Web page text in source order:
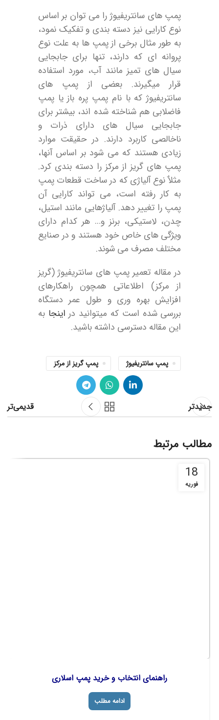
پمپ های سانتریفیوژ را می توان بر اساس
نوع کارایی نیز دسته بندی و تفکیک نمود،
به طور مثال برخی از پمپ ها به علت نوع
پروانه ای که دارند، تنها برای جابجایی
سیال های تمیز مانند آب، مورد استفاده
قرار میگیرند. بعضی از پمپ های
سانتریفیوژ که با نام پمپ پره باز یا پمپ
فاضلابی هم شناخته شده اند، بیشتر برای
جابجایی سیال های دارای ذرات و
ناخالصی کاربرد دارند. در حقیقت موارد
زیادی هستند که می شود بر اساس آنها،
پمپ های گریز از مرکز را دسته بندی کرد.
مثلاٌ نوع آلیاژی که در ساخت قطعات پمپ
به کار رفته است، می تواند کارایی آن
پمپ را تغییر دهد. آلیاژهایی مانند استیل،
چدن، لاستیکی، برنز و… هر کدام دارای
ویژگی های خاص خود هستند و در صنایع
مختلف مصرف می شوند.
در مقاله تعمیر پمپ های سانتریفیوژ (گریز
از مرکز) اطلاعاتی همچون راهکارهای
افزایش بهره وری و طول عمر دستگاه
بررسی شده است که میتوانید در اینجا به
این مقاله دسترسی داشته باشید.
پمپ سانتریفیوژ پمپ گریز از مرکز
جدیدتر قدیمی‌تر
مطالب مرتبط
18
فوریه
راهنمای انتخاب و خرید پمپ اسلاری
ادامه مطلب